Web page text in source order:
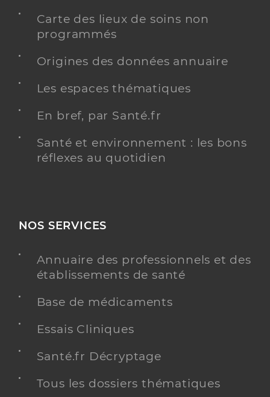
Carte des lieux de soins non
programmés
Origines des données annuaire
Les espaces thématiques
En bref, par Santé.fr
Santé et environnement : les bons
réflexes au quotidien
NOS SERVICES
Annuaire des professionnels et des
établissements de santé
Base de médicaments
Essais Cliniques
Santé.fr Décryptage
Tous les dossiers thématiques